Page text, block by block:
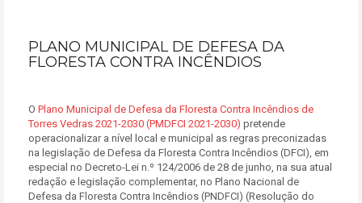
PLANO MUNICIPAL DE DEFESA DA
FLORESTA CONTRA INCÊNDIOS
O Plano Municipal de Defesa da Floresta Contra Incêndios de
Torres Vedras 2021-2030 (PMDFCI 2021-2030) pretende
operacionalizar a nível local e municipal as regras preconizadas
na legislação de Defesa da Floresta Contra Incêndios (DFCI), em
especial no Decreto-Lei n.º 124/2006 de 28 de junho, na sua atual
redação e legislação complementar, no Plano Nacional de
Defesa da Floresta Contra Incêndios (PNDFCI) (Resolução do